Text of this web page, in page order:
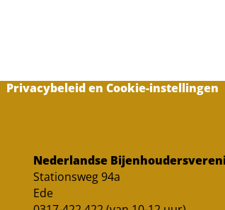
Privacybeleid en Cookie-instellingen
Nederlandse
Stationsweg 94a
Ede